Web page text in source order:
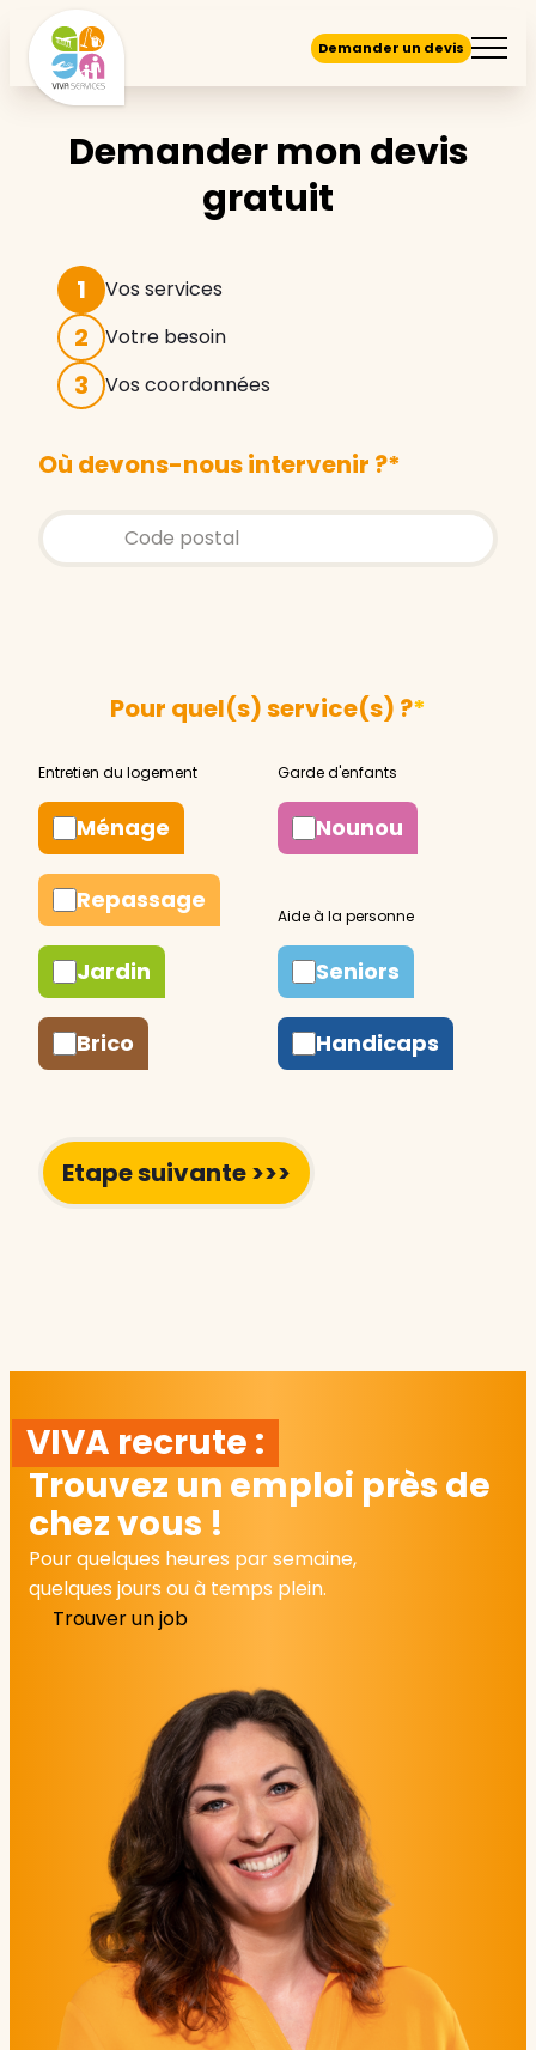
Demander un devis
Demander mon devis
gratuit
1 Vos services
2 Votre besoin
3 Vos coordonnées
Où devons-nous intervenir ?*
Store locator global - Autocompletion
Rechercher
Pour quel(s) service(s) ?*
Ménage
Repassage
Jardin
Brico
Nounou
Seniors
Handicaps
VIVA recrute :
Trouvez un emploi près de
chez vous !
Pour quelques heures par semaine,
quelques jours ou à temps plein.
Trouver un job